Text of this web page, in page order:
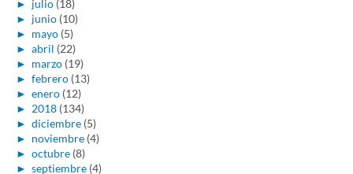
► julio (18)
► junio (10)
► mayo (5)
► abril (22)
► marzo (19)
► febrero (13)
► enero (12)
► 2018 (134)
► diciembre (5)
► noviembre (4)
► octubre (8)
► septiembre (4)